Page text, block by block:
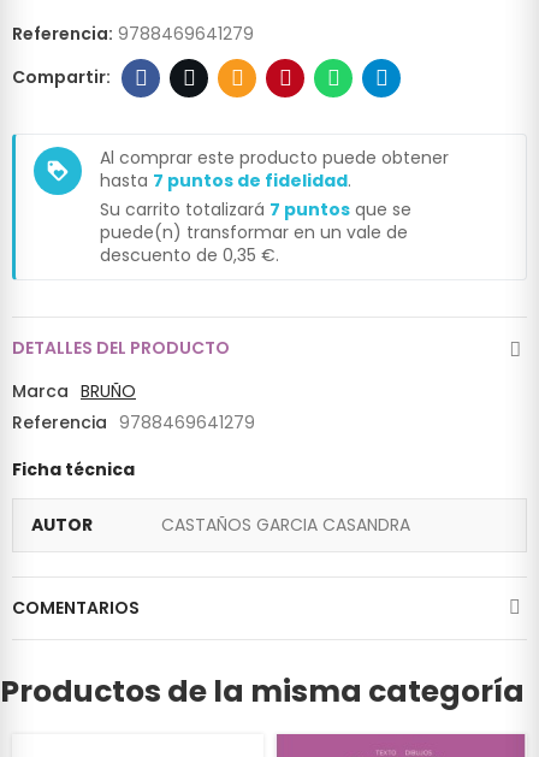
Referencia: 9788469641279
loyalty
Al comprar este producto puede obtener
hasta 7 puntos de fidelidad.
Su carrito totalizará 7 puntos que se
puede(n) transformar en un vale de
descuento de 0,35 €.
DETALLES DEL PRODUCTO
Marca BRUÑO
Referencia 9788469641279
Ficha técnica
AUTOR CASTAÑOS GARCIA CASANDRA
COMENTARIOS
Productos de la misma categoría